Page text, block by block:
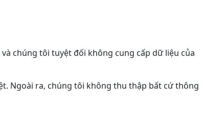
chúng tôi tuyệt đối không cung cấp dữ liệu của
Ngoài ra, chúng tôi không thu thập bất cứ thông